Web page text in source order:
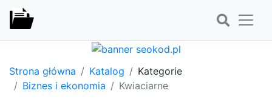
Strona główna Katalog
Kategorie
Biznes i ekonomia
Kwiaciarne